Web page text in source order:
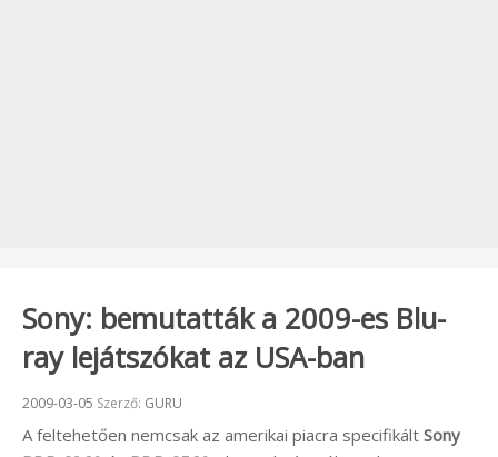
Sony: bemutatták a 2009-es Blu-
ray lejátszókat az USA-ban
Beküldve:
2009-03-05 Szerző: GURU
A feltehetően nemcsak az amerikai piacra specifikált Sony